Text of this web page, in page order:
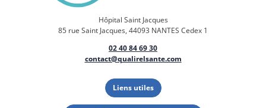
Hôpital Saint Jacques
85 rue Saint Jacques, 44093 NANTES Cedex 1
02 40 84 69 30
contact@qualirelsante.com
Liens utiles